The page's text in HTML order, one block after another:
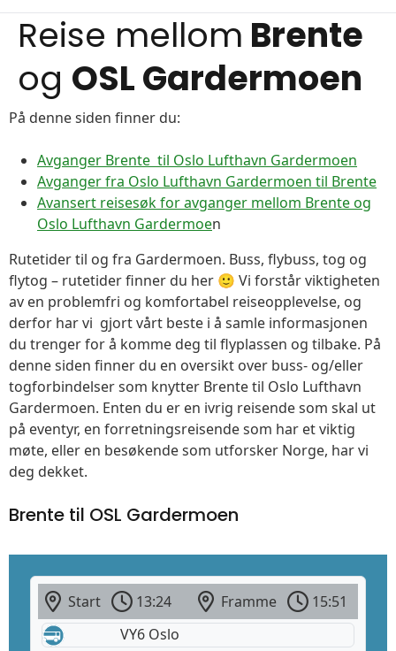
Reise mellom Brente
og OSL Gardermoen
På denne siden finner du:
Avganger Brente til Oslo Lufthavn Gardermoen
Avganger fra Oslo Lufthavn Gardermoen til Brente
Avansert reisesøk for avganger mellom Brente og
Oslo Lufthavn Gardermoen
Rutetider til og fra Gardermoen. Buss, flybuss, tog og
flytog – rutetider finner du her 🙂 Vi forstår viktigheten
av en problemfri og komfortabel reiseopplevelse, og
derfor har vi gjort vårt beste i å samle informasjonen
du trenger for å komme deg til flyplassen og tilbake. På
denne siden finner du en oversikt over buss- og/eller
togforbindelser som knytter Brente til Oslo Lufthavn
Gardermoen. Enten du er en ivrig reisende som skal ut
på eventyr, en forretningsreisende som har et viktig
møte, eller en besøkende som utforsker Norge, har vi
deg dekket.
Brente til OSL Gardermoen
Start 13:24 Framme
15:51
VY6 Oslo